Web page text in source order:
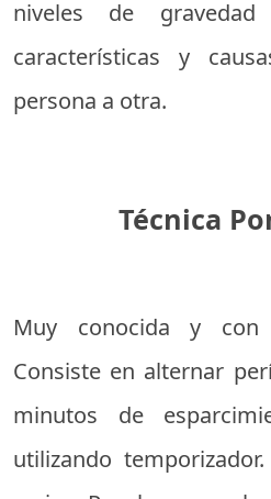
niveles de
características y
persona a otra.
Técnica
Muy conocida y con
Consiste en alternar
minutos de
utilizando